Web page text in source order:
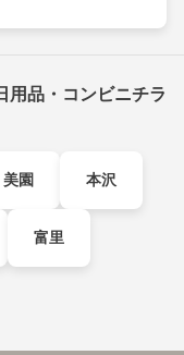
用品・コンビニチラ
美園 本沢
富里